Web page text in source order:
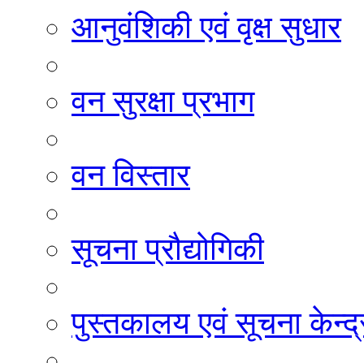
आनुवंशिकी एवं वृक्ष सुधार
वन सुरक्षा प्रभाग
वन विस्तार
सूचना प्रौद्योगिकी
पुस्तकालय एवं सूचना